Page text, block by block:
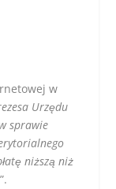
w
Urzędu
sprawie
niższą niż
”.